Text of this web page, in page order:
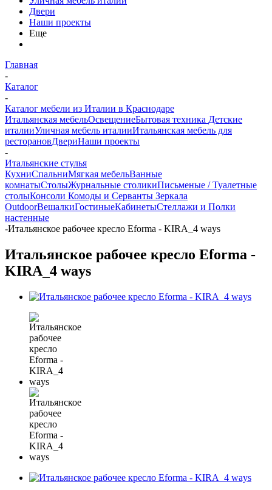
Двери
Наши проекты
Еще
Главная
-
Каталог
-
Каталог мебели из Италии в Краснодаре
Итальянская мебельОсвещениеБытовая техника Детские
италииУличная мебель италииИтальянская мебель для
ресторановДвериНаши проекты
-
Итальянские стулья
КухниСпальниМягкая мебельВанные
комнатыСтолыЖурнальные столикиПисьменые / Туалетные
столыКонсоли Комоды и Серванты Зеркала
OutdoorВешалкиГостиныеКабинетыСтеллажи и Полки
настенные
-Итальянское рабочее кресло Eforma - KIRA_4 ways
Итальянское рабочее кресло Eforma -
KIRA_4 ways